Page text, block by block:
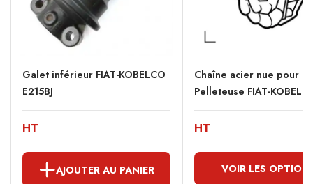
Galet inférieur FIAT-KOBELCO
E215BJ
HT
AJOUTER AU PANIER
Chaîne acier nue pour
Pelleteuse FIAT-
HT
VOIR LES